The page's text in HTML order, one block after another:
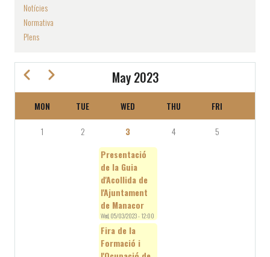
Notícies
Normativa
Plens
May 2023
PAGINATION
Previous Next
MON TUE WED THU FRI
1
2 3 4 5
Presentació
de la Guia
d'Acollida de
l'Ajuntament
de Manacor
Wed, 05/03/2023 - 12:00
Fira de la
Formació i